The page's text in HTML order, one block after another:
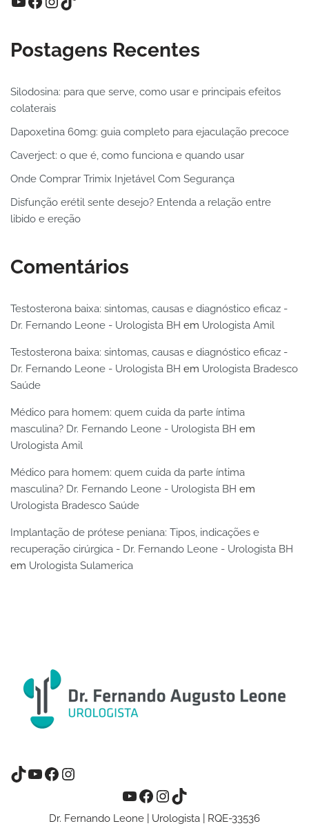
Postagens Recentes
Silodosina: para que serve, como usar e principais efeitos
colaterais
Dapoxetina 60mg: guia completo para ejaculação precoce
Caverject: o que é, como funciona e quando usar
Onde Comprar Trimix Injetável Com Segurança
Disfunção erétil sente desejo? Entenda a relação entre
libido e ereção
Comentários
Testosterona baixa: sintomas, causas e diagnóstico eficaz -
Dr. Fernando Leone - Urologista BH em Urologista Amil
Testosterona baixa: sintomas, causas e diagnóstico eficaz -
Dr. Fernando Leone - Urologista BH em Urologista Bradesco
Saúde
Médico para homem: quem cuida da parte íntima
masculina? Dr. Fernando Leone - Urologista BH em
Urologista Amil
Médico para homem: quem cuida da parte íntima
masculina? Dr. Fernando Leone - Urologista BH em
Urologista Bradesco Saúde
Implantação de prótese peniana: Tipos, indicações e
recuperação cirúrgica - Dr. Fernando Leone - Urologista BH
em Urologista Sulamerica
Dr. Fernando Leone | Urologista | RQE-33536